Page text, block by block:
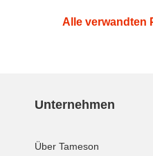
Alle verwandten
Unternehmen
Über Tameson